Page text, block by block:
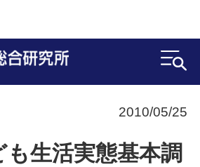
2010/05/25
生活実態基本調